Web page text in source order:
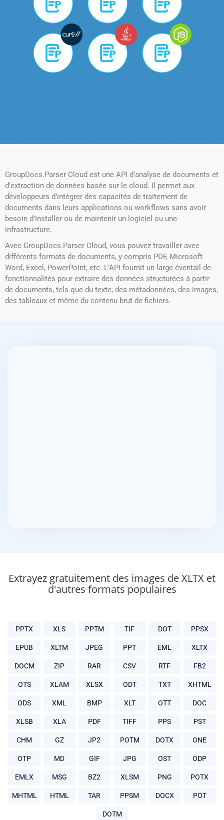
GroupDocs.Parser Cloud est une API d’analyse de documents et
d’extraction de données basée sur le cloud. Il permet aux
développeurs d’intégrer des capacités de traitement de
documents dans leurs applications ou workflows sans avoir
besoin d’installer ou de maintenir un logiciel ou une
infrastructure.
Avec GroupDocs.Parser Cloud, vous pouvez travailler avec
différents formats de documents, y compris PDF, Microsoft
Word, Excel, PowerPoint, etc. L’API fournit un large éventail de
fonctionnalités pour extraire des données structurées à partir
de documents, tels que du texte, des métadonnées, des images,
des tableaux et même du contenu brut de fichiers.
Extrayez gratuitement des images de XLTX et
d'autres formats populaires
PPTX XLS PPTM TIF DOT PPSX
EPUB XLTM JPEG PPT EML XLTX
DOCM ZIP RAR CSV RTF FB2
OTS XLAM XLSX ODT TXT XHTML
ODS XML BMP XLT OTT DOC
XLSB XLA PDF TIFF PPS PST
CHM GZ JP2 POTM DOTX ONE
OTP MD GIF JPG OST ODP
EMLX MSG BZ2 XLSM PNG POTX
MHTML HTML TAR PPSM DOCX POT
DOTM